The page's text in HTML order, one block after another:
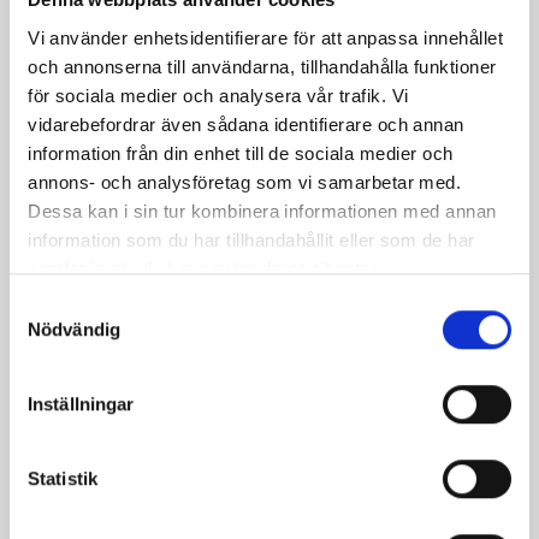
Vi använder enhetsidentifierare för att anpassa innehållet
och annonserna till användarna, tillhandahålla funktioner
för sociala medier och analysera vår trafik. Vi
vidarebefordrar även sådana identifierare och annan
information från din enhet till de sociala medier och
annons- och analysföretag som vi samarbetar med.
Dessa kan i sin tur kombinera informationen med annan
information som du har tillhandahållit eller som de har
samlat in när du har använt deras tjänster.
Nödvändig
Inställningar
Statistik
Polini